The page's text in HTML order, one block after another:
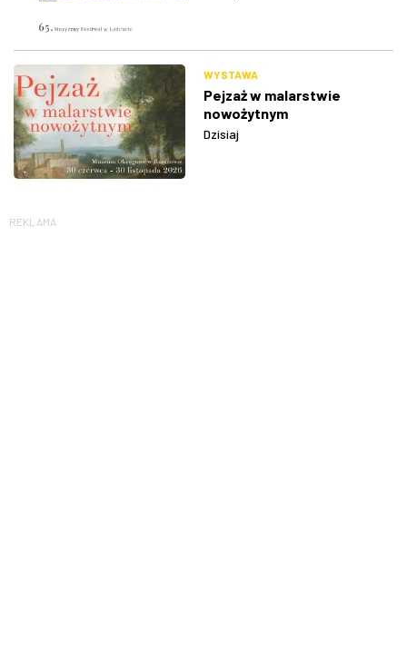
WYSTAWA
Pejzaż w malarstwie
nowożytnym
Dzisiaj
REKLAMA